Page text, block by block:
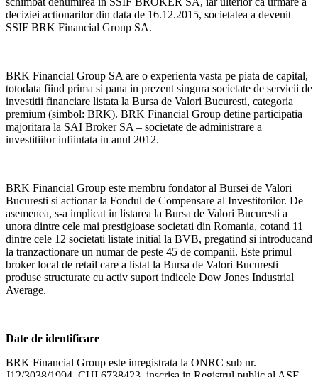
deciziei actionarilor din data de 16.12.2015, societatea a devenit
SSIF BRK Financial Group SA.
BRK Financial Group SA are o experienta vasta pe piata de capital,
totodata fiind prima si pana in prezent singura societate de servicii de
investitii financiare listata la Bursa de Valori Bucuresti, categoria
premium (simbol: BRK). BRK Financial Group detine participatia
majoritara la SAI Broker SA – societate de administrare a
investitiilor infiintata in anul 2012.
BRK Financial Group este membru fondator al Bursei de Valori
Bucuresti si actionar la Fondul de Compensare al Investitorilor. De
asemenea, s-a implicat in listarea la Bursa de Valori Bucuresti a
unora dintre cele mai prestigioase societati din Romania, cotand 11
dintre cele 12 societati listate initial la BVB, pregatind si introducand
la tranzactionare un numar de peste 45 de companii. Este primul
broker local de retail care a listat la Bursa de Valori Bucuresti
produse structurate cu activ suport indicele Dow Jones Industrial
Average.
Date de identificare
BRK Financial Group este inregistrata la ONRC sub nr.